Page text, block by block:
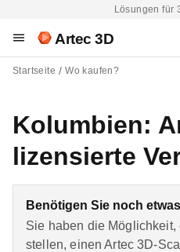
Lösungen für
Artec 3D
Startseite Wo kaufen?
Kolumbien:
lizensierte
Benötigen Sie noch
Sie haben die
stellen, einen Artec 3D-